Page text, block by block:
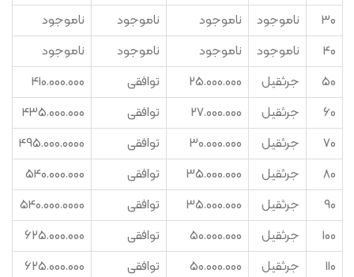
30
ناموجود ناموجود ناموجود
ناموجود
40
ناموجود ناموجود ناموجود
ناموجود
50
جرثقیل 25.000.000 توافقی
410.000.000
60
جرثقیل 27.000.000 توافقی
435.000.000
70
جرثقیل 30.000.000 توافقی
495.000.0000
80
جرثقیل 35.000.000 توافقی
540.000.000
90
جرثقیل 35.000.000 توافقی
540.000.0000
100
جرثقیل 50.000.000 توافقی
625.000.000
110
جرثقیل 50.000.000 توافقی
625.000.000